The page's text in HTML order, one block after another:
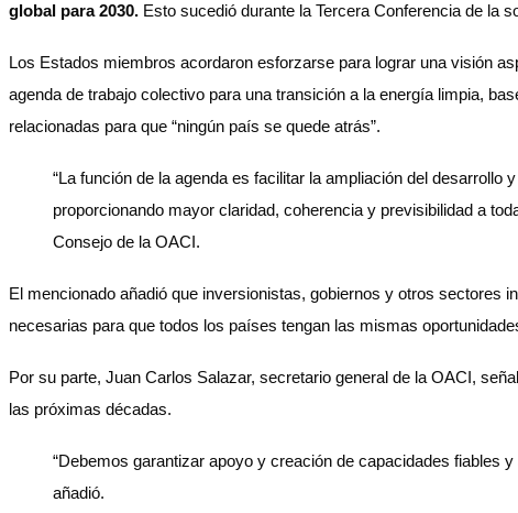
global para 2030. Esto sucedió durante la Tercera Conferencia de la
Los Estados miembros acordaron esforzarse para lograr una visión
agenda de trabajo colectivo para una transición a la energía limpia,
relacionadas para que “ningún país se quede atrás”.
“La función de la agenda es facilitar la ampliación del
proporcionando mayor claridad, coherencia y previsibilidad a
Consejo de la OACI.
El mencionado añadió que inversionistas, gobiernos y otros
necesarias para que todos los países tengan las mismas
Por su parte, Juan Carlos Salazar, secretario general de la OACI,
las próximas décadas.
“Debemos garantizar apoyo y creación de capacidades fiables
añadió.